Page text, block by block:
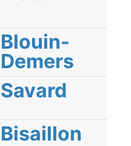
Blouin-
Demers
Savard
Bisaillon